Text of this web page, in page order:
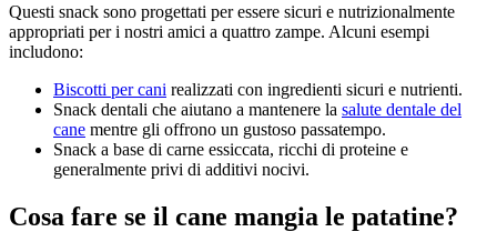
Questi snack sono progettati per essere sicuri e nutrizionalmente
appropriati per i nostri amici a quattro zampe. Alcuni esempi
includono:
Biscotti per cani realizzati con ingredienti sicuri e nutrienti.
Snack dentali che aiutano a mantenere la salute dentale del
cane mentre gli offrono un gustoso passatempo.
Snack a base di carne essiccata, ricchi di proteine e
generalmente privi di additivi nocivi.
Cosa fare se il cane mangia le patatine?